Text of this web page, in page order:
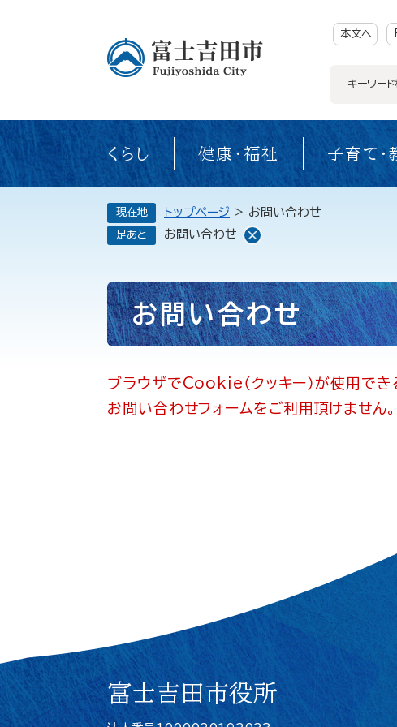
本文へ
キーワー
くらし 健康・福祉 子育て・
現在地 トップページ > お問い合わせ
足あと お問い合わせ
本
文
お問い合わせ
ブラウザでCookie（クッキー）が使用でき
お問い合わせフォームをご利用頂けません。
富士吉田市役所